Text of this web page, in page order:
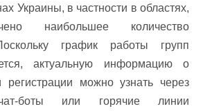
Украины, в частности в областях,
наибольшее количество
график работы групп
актуальную информацию о
можно узнать через
боты или горячие линии